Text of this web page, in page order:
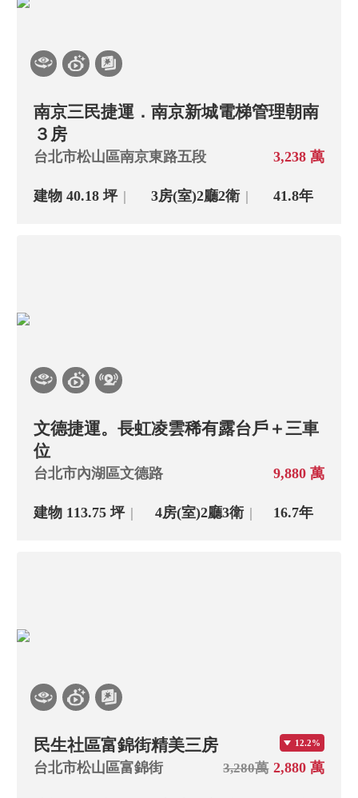
南京三民捷運．南京新城電梯管理朝南
３房
台北市松山區南京東路五段 3,238 萬
建物 40.18 坪 3房(室)2廳2衛 41.8年
文德捷運。長虹凌雲稀有露台戶＋三車
位
台北市內湖區文德路 9,880 萬
建物 113.75 坪 4房(室)2廳3衛 16.7年
民生社區富錦街精美三房 12.2%
台北市松山區富錦街 3,280萬 2,880 萬